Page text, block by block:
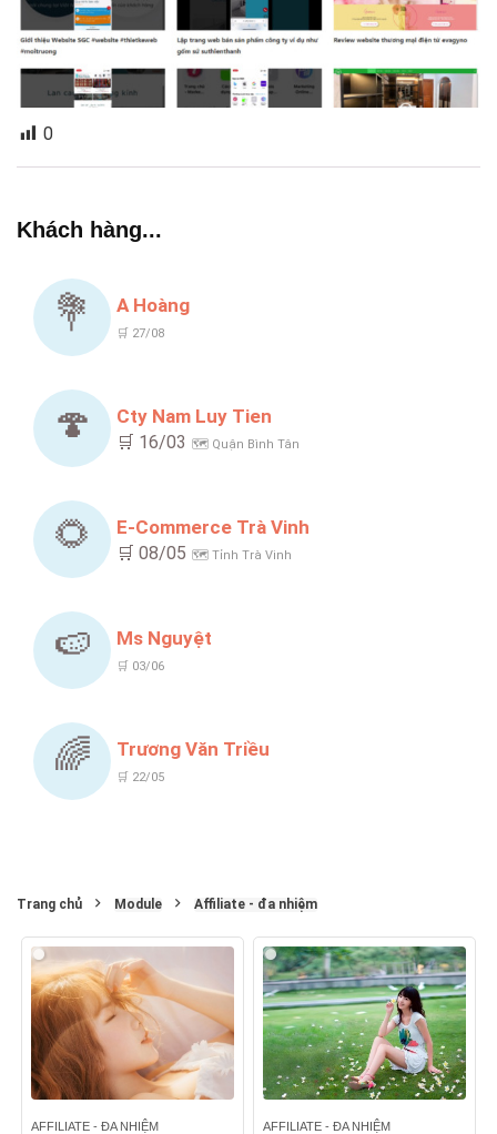
0
Khách hàng...
💐 A Hoàng
🛒 27/08
🍄 Cty Nam Luy Tien
🛒 16/03 🗺️ Quận Bình Tân
🌻 E-Commerce Trà Vinh
🛒 08/05 🗺️ Tỉnh Trà Vinh
🍉 Ms Nguyệt
🛒 03/06
🌈 Trương Văn Triều
🛒 22/05
Trang chủ Module Affiliate - đa nhiệm
AFFILIATE - ĐA NHIỆM AFFILIATE - ĐA NHIỆM